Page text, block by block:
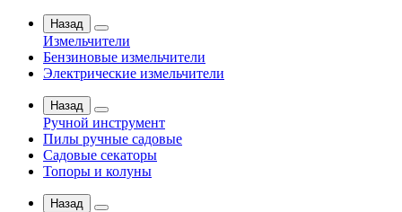
Назад
Измельчители
Бензиновые измельчители
Электрические измельчители
Назад
Ручной инструмент
Пилы ручные садовые
Садовые секаторы
Топоры и колуны
Назад